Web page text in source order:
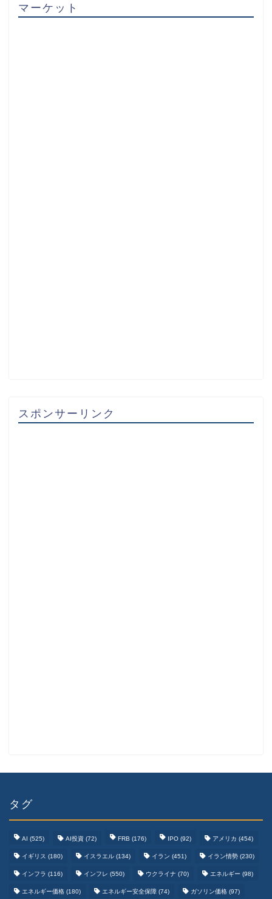
マーケット
スポンサーリンク
タグ
AI (525) AI投資 (72) FRB (176) IPO (92) アメリカ (454)
イギリス (180) イスラエル (134) イラン (451) イラン情勢 (230)
インフラ (116) インフレ (550) ウクライナ (70) エネルギー (98)
エネルギー価格 (180) エネルギー安全保障 (74) ガソリン価格 (97)